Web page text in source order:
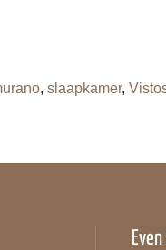
, slaapkamer,